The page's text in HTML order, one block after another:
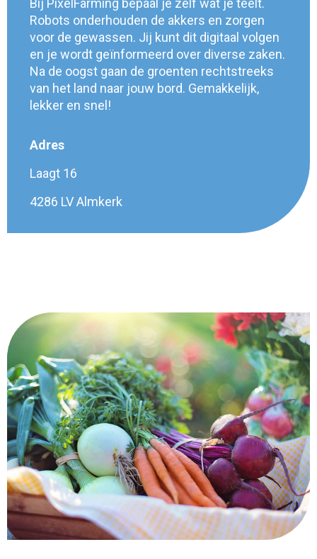
Bij PixelFarming bepaal je zelf wat je teelt.
Robots onderhouden de akkers en zorgen
voor de gewassen. Jij kunt dit digitaal volgen
en je wordt geïnformeerd over diverse zaken.
Na de oogst gaan de groenten rechtstreeks
van het land naar jouw bord. Gemakkelijk,
lekker en snel!
Adres
Laagt 16
4286 LV Almkerk